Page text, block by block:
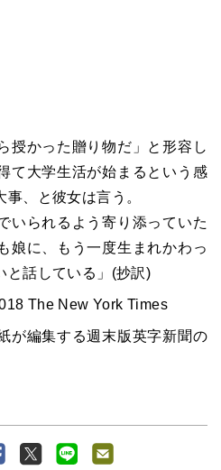
授かった贈り物だ」と形容し
て大学生活が始まるという感
、と彼女は言う。
いられるよう寄り添っていた
娘に、もう一度生まれかわっ
と話している」(抄訳)
The New York Times
が編集する週末版英字新聞の